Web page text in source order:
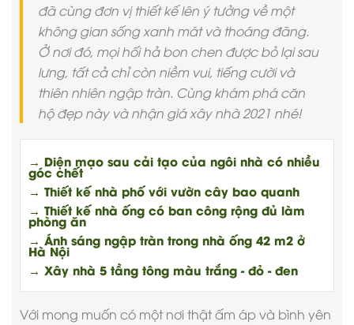
đã cùng đơn vị thiết kế lên ý tưởng về một
không gian sống xanh mát và thoáng đãng.
Ở nơi đó, mọi hối hả bon chen được bỏ lại sau
lưng, tất cả chỉ còn niềm vui, tiếng cười và
thiên nhiên ngập tràn. Cùng khám phá căn
hộ đẹp này và nhận giá xây nhà 2021 nhé!
→ Diện mạo sau cải tạo của ngôi nhà có nhiều
góc chết
→ Thiết kế nhà phố với vườn cây bao quanh
→ Thiết kế nhà ống có ban công rộng đủ làm
phòng ăn
→ Ánh sáng ngập tràn trong nhà ống 42 m2 ở
Hà Nội
→ Xây nhà 5 tầng tông màu trắng - đỏ - đen
Với mong muốn có một nơi thật ấm áp và bình yên